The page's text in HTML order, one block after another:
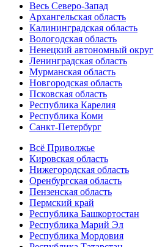
Весь Северо-Запад
Архангельская область
Калининградская область
Вологодская область
Ненецкий автономный округ
Ленинградская область
Мурманская область
Новгородская область
Псковская область
Республика Карелия
Республика Коми
Санкт-Петербург
Всё Приволжье
Кировская область
Нижегородская область
Оренбургская область
Пензенская область
Пермский край
Республика Башкортостан
Республика Марий Эл
Республика Мордовия